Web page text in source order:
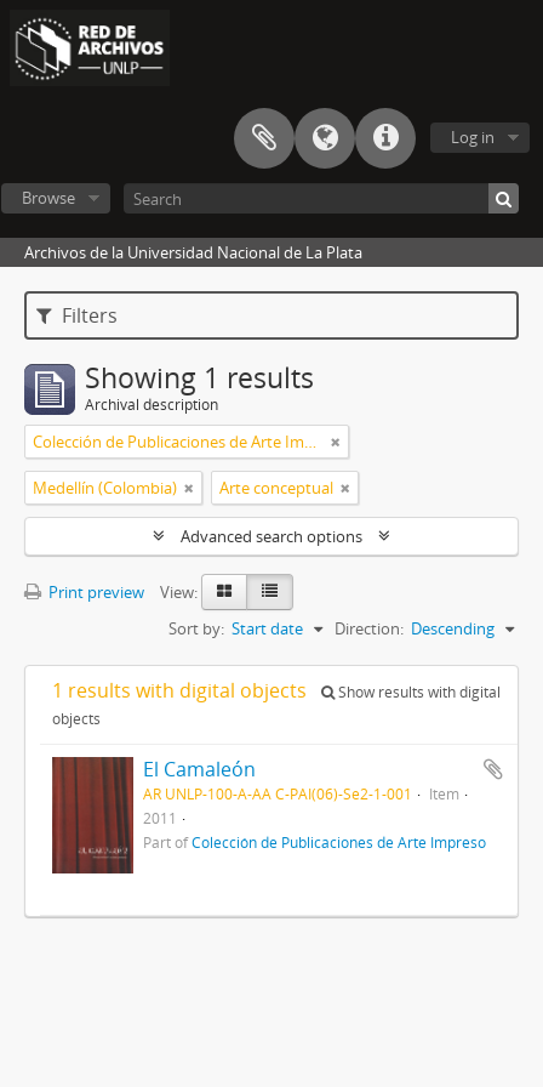
Log in
Browse
Archivos de la Universidad Nacional de La Plata
Filters
Showing 1 results
Archival description
Colección de Publicaciones de Arte Impreso
Medellín (Colombia) Arte conceptual
Advanced search options
Print preview
View:
Sort by: Start date Direction: Descending
1 results with digital objects
Show results with digital
objects
El Camaleón
AR UNLP-100-A-AA C-PAI(06)-Se2-1-001
Item
2011
Part ofColección de Publicaciones de Arte Impreso